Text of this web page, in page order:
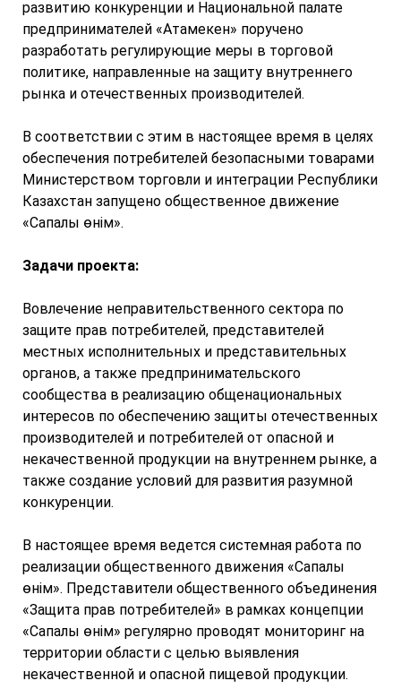
развитию конкуренции и Национальной палате
предпринимателей «Атамекен» поручено
разработать регулирующие меры в торговой
политике, направленные на защиту внутреннего
рынка и отечественных производителей.
В соответствии с этим в настоящее время в целях
обеспечения потребителей безопасными товарами
Министерством торговли и интеграции Республики
Казахстан запущено общественное движение
«Сапалы өнім».
Задачи проекта:
Вовлечение неправительственного сектора по
защите прав потребителей, представителей
местных исполнительных и представительных
органов, а также предпринимательского
сообщества в реализацию общенациональных
интересов по обеспечению защиты отечественных
производителей и потребителей от опасной и
некачественной продукции на внутреннем рынке, а
также создание условий для развития разумной
конкуренции.
В настоящее время ведется системная работа по
реализации общественного движения «Сапалы
өнім». Представители общественного объединения
«Защита прав потребителей» в рамках концепции
«Сапалы өнім» регулярно проводят мониторинг на
территории области с целью выявления
некачественной и опасной пищевой продукции.